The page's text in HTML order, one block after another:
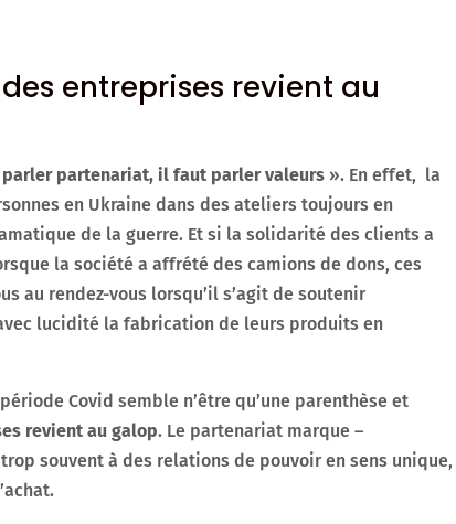
entreprises revient au
parler partenariat, il faut parler valeurs». En effet, la
en Ukraine dans des ateliers toujours en
de la guerre. Et si la solidarité des clients a
la société a affrété des camions de dons, ces
au rendez-vous lorsqu’il s’agit de soutenir
lucidité la fabrication de leurs produits en
Covid semble n’être qu’une parenthèse et
revient au galop. Le partenariat marque –
souvent à des relations de pouvoir en sens unique,